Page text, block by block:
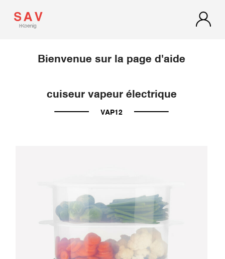
Bienvenue sur la page d'aide
cuiseur vapeur électrique
VAP12